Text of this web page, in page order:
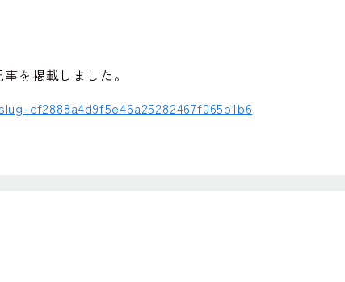
掲載しました。
cf2888a4d9f5e46a25282467f065b1b6